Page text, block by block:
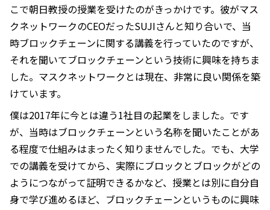
こで朝日教授の授業を受けたのがきっかけです。彼がマス
クネットワークのCEOだったSUJIさんと知り合いで、当
時ブロックチェーンに関する講義を行っていたのですが、
それを聞いてブロックチェーンという技術に興味を持ちま
した。マスクネットワークとは現在、非常に良い関係を築
けています。
僕は2017年に今とは違う1社目の起業をしました。です
が、当時はブロックチェーンという名称を聞いたことがあ
る程度で仕組みはまったく知りませんでした。でも、大学
での講義を受けてから、実際にブロックとブロックがどの
ようにつながって証明できるかなど、授業とは別に自分自
身で学び進めるほど、ブロックチェーンというものに興味